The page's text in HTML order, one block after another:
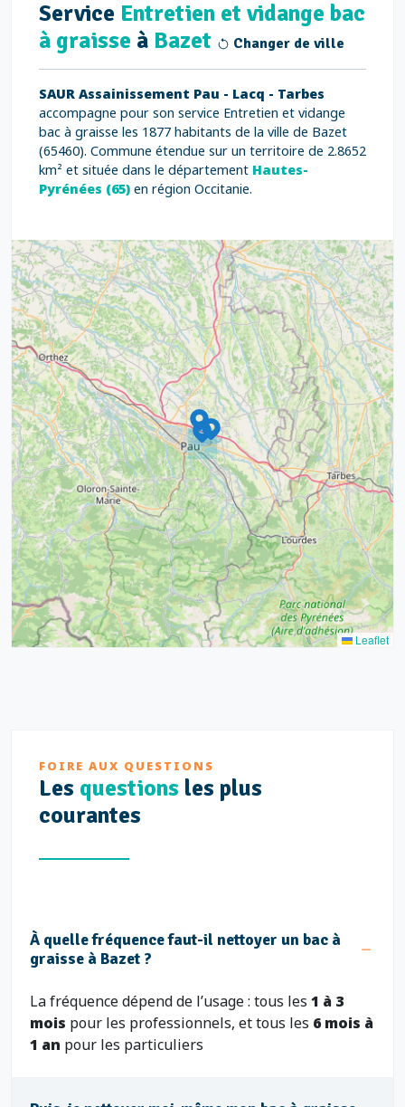
Service Entretien et vidange bac
à graisse à Bazet Changer de ville
SAUR Assainissement Pau - Lacq - Tarbes
accompagne pour son service Entretien et vidange
bac à graisse les 1877 habitants de la ville de Bazet
(65460). Commune étendue sur un territoire de 2.8652
km² et située dans le département Hautes-
Pyrénées (65) en région Occitanie.
2
3
12
4
7
16
9
Leaflet
FOIRE AUX QUESTIONS
Les questions les plus
courantes
À quelle fréquence faut-il nettoyer un bac à
graisse à Bazet ?
La fréquence dépend de l’usage : tous les 1 à 3
mois pour les professionnels, et tous les 6 mois à
1 an pour les particuliers